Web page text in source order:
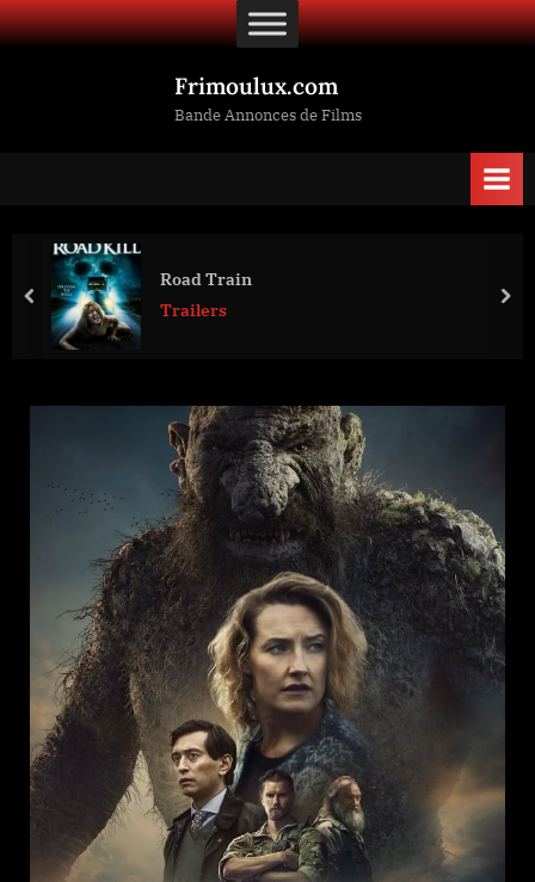
Skip
to
Frimoulux.com
Bande Annonces de Films
Road Train
Trailers
prev